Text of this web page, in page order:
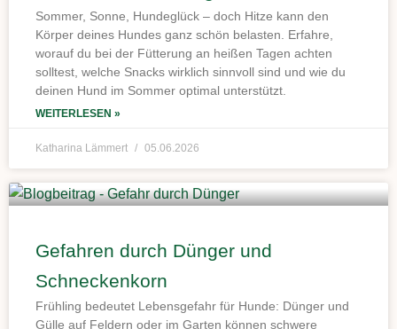
Sommer, Sonne, Hundeglück – doch Hitze kann den
Körper deines Hundes ganz schön belasten. Erfahre,
worauf du bei der Fütterung an heißen Tagen achten
solltest, welche Snacks wirklich sinnvoll sind und wie du
deinen Hund im Sommer optimal unterstützt.
WEITERLESEN »
Katharina Lämmert 05.06.2026
Gefahren durch Dünger und
Schneckenkorn
Frühling bedeutet Lebensgefahr für Hunde: Dünger und
Gülle auf Feldern oder im Garten können schwere